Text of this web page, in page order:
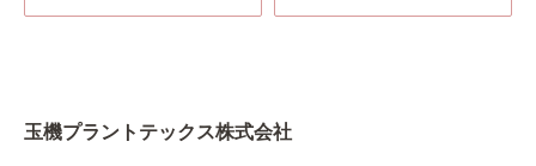
玉機プラントテックス株式会社